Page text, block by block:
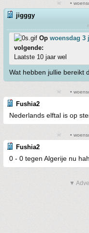
•
jigggy
Op woensdag 3
volgende:
Laatste 10 jaar wel
Wat hebben jullie bereikt
•
Fushia2
Nederlands elftal is op
•
Fushia2
0 - 0 tegen Algerije nu
▼